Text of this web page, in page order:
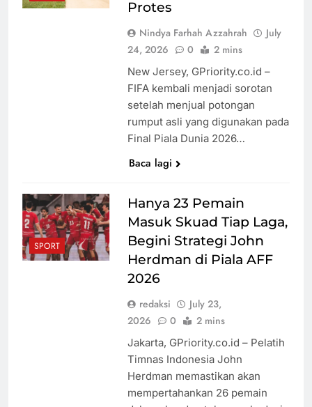
Protes
Nindya Farhah Azzahrah
July
24, 2026
0 2 mins
New Jersey, GPriority.co.id –
FIFA kembali menjadi sorotan
setelah menjual potongan
rumput asli yang digunakan pada
Final Piala Dunia 2026…
Baca lagi
SPORT
Hanya 23 Pemain
Masuk Skuad Tiap Laga,
Begini Strategi John
Herdman di Piala AFF
2026
redaksi
July 23,
2026
0 2 mins
Jakarta, GPriority.co.id – Pelatih
Timnas Indonesia John
Herdman memastikan akan
mempertahankan 26 pemain